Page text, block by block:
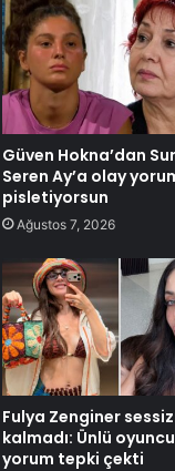
Güven Hokna’dan
Seren Ay’a olay
pisletiyorsun
Ağustos 7, 2026
Fulya Zenginer sessiz
kalmadı: Ünlü
yorum tepki çekti